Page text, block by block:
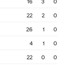
22 2
0
26 1
0
4 1
0
22 0
0